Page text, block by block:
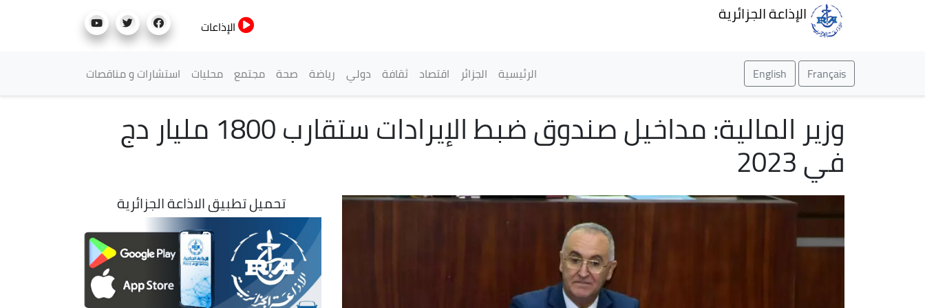
الإذاعة الجزائرية
الإذاعات
Français
English القائمة الرئيسية
الرئيسية الجزائر اقتصاد ثقافة دولي رياضة صحة مجتمع محليات استشارات و مناقصات
وزير المالية: مداخيل صندوق ضبط الإيرادات ستقارب 1800 مليار دج
في 2023
تحميل تطبيق الاذاعة الجزائرية